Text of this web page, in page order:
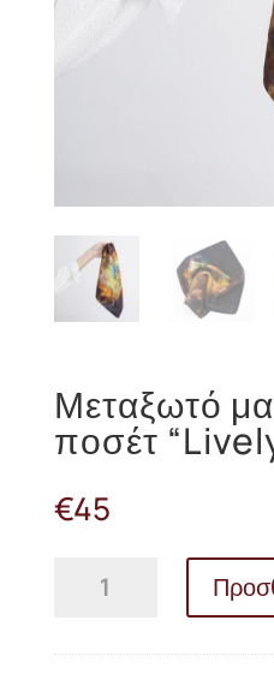
Μεταξωτό
ποσέτ
€45
μαντήλι
ποσέτ